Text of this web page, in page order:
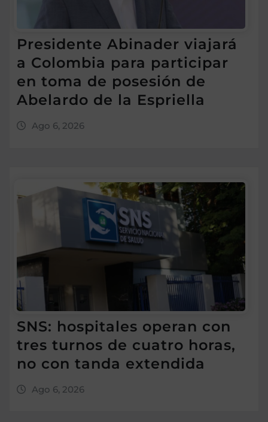
Presidente Abinader viajará
a Colombia para participar
en toma de posesión de
Abelardo de la Espriella
Ago 6, 2026
SNS: hospitales operan con
tres turnos de cuatro horas,
no con tanda extendida
Ago 6, 2026